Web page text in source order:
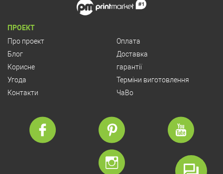
ПРОЕКТ
Про проект
Блог
Корисне
Угода
Контакти
Оплата
Доставка
гарантії
Терміни виготовлення
ЧаВо